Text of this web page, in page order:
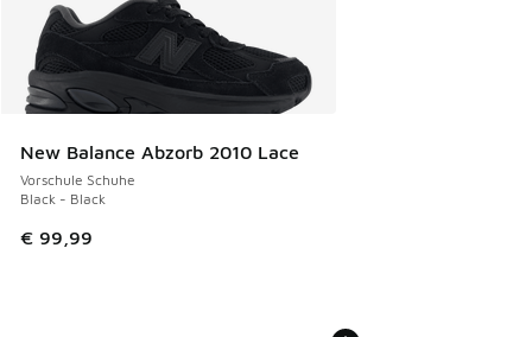
New Balance Abzorb 2010 Lace
Vorschule Schuhe
Black - Black
€ 99,99